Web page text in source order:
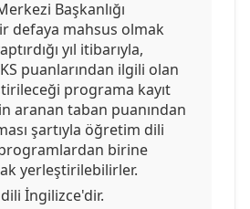
Başkanlığı
defaya mahsus olmak
yıl itibarıyla,
puanlarından ilgili olan
programa kayıt
aranan taban puanından
şartıyla öğretim dili
birine
yerleştirilebilirler.
İngilizce'dir.